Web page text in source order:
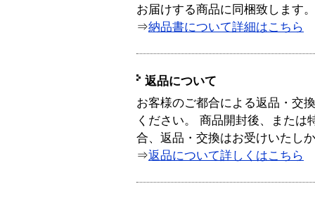
お届けする商品に同梱致します。
⇒納品書について詳細はこちら
返品について
お客様のご都合による返品・交
ください。 商品開封後、または
合、返品・交換はお受けいたし
⇒返品について詳しくはこちら